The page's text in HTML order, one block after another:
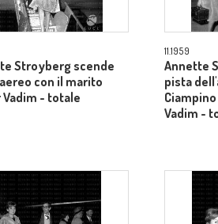
Stroyberg scende
con il marito
Vadim - totale
11.1959
Annette
pista
Vadim -